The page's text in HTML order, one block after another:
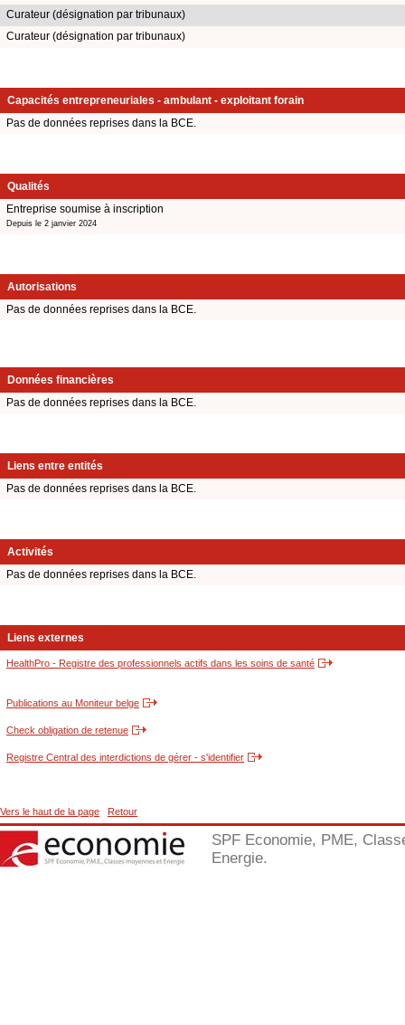
Curateur (désignation par tribunaux)
Curateur (désignation par tribunaux)
Capacités entrepreneuriales - ambulant - exploitant forain
Pas de données reprises dans la BCE.
Qualités
Entreprise soumise à inscription
Depuis le 2 janvier 2024
Autorisations
Pas de données reprises dans la BCE.
Données financières
Pas de données reprises dans la BCE.
Liens entre entités
Pas de données reprises dans la BCE.
Activités
Pas de données reprises dans la BCE.
Liens externes
HealthPro - Registre des professionnels actifs dans les soins de santé
Publications au Moniteur belge
Check obligation de retenue
Registre Central des interdictions de gérer - s'identifier
Vers le haut de la page Retour
SPF Economie, PME,
Energie.